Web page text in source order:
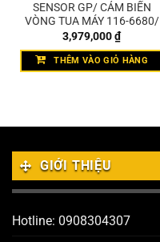
SENSOR GP/ CẢM BIẾN
VÒNG TUA MÁY 116-6680/
3,979,000₫
THÊM VÀO GIỎ HÀNG
GIỚI THIỆU
Hotline: 0908304307